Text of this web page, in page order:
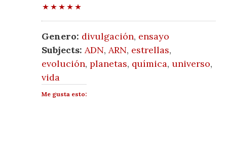
Genero: divulgación, ensayo
Subjects: ADN,ARN, estrellas,
evolución,planetas, química,universo,
vida
Me gusta esto: